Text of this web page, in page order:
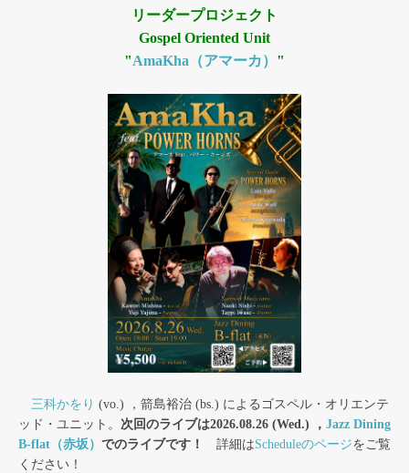
リーダープロジェクト
Gospel Oriented Unit
"AmaKha（アマーカ） "
三科かをり (vo.) ，箭島裕治 (bs.) によるゴスペル・オリエンテ
ッド・ユニット。 次回のライブは2026.08.26 (Wed.) ， Jazz Dining
B-flat（赤坂） でのライブです！ 詳細はScheduleのページをご覧
ください！